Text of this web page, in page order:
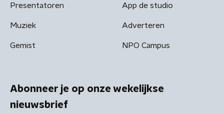
Presentatoren
Muziek
Gemist
App de studio
Adverteren
NPO Campus
Abonneer je op onze wekelijkse
nieuwsbrief